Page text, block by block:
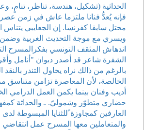
الحداثية (تشكيل، هندسة، تناظر، تنامٍ،
فإنه يُعدُّ فنانا ملتزما عاش في زمن
محتل سابقا كفرنسا. إن الجعايبي يتناس
ويسري مع موجة التحديث الغربية وضمن
اندهاش المثقف التونسي بفكرالمسرح
الشفرة شاعر قد أصدر ديوان "أنامل
بالرغم من ذالك نراه يحاول التندر بالنقد
الخالصة، لأن المعاصرة تزامن
أديب وفنان بينما يكمن العمل الدرامي
حضاري متطوّر وشموليّ. ـ والحداثة
العارفين كمجاوزة ًللثنايا المبسوطة
والمتعاملين معها المسرح عمل